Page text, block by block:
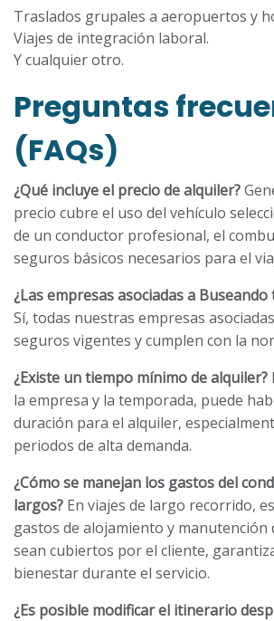
Traslados grupales a aeropuertos y
Viajes de integración laboral.
Y cualquier otro.
Preguntas
(FAQs)
¿Qué incluye el precio de alquiler?
precio cubre el uso del vehículo
de un conductor profesional, el
seguros básicos necesarios para el
¿Las empresas asociadas a
Sí, todas nuestras empresas
seguros vigentes y cumplen con la
¿Existe un tiempo mínimo de alquiler?
la empresa y la temporada, puede
duración para el alquiler,
periodos de alta demanda.
¿Cómo se manejan los gastos del
largos? En viajes de largo recorrido,
gastos de alojamiento y manutención
sean cubiertos por el cliente,
bienestar durante el servicio.
¿Es posible modificar el itinerario